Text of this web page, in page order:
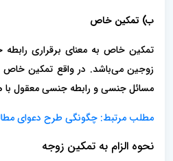
ب) تمکین خاص
تمکین خاص به معنای برقراری
زوجین می‌باشد. در واقع تمکین خاص
مسائل جنسی و رابطه جنسی معقول
مطلب مرتبط: چگونگی طرح دعوای
نحوه الزام به تمکین زوجه